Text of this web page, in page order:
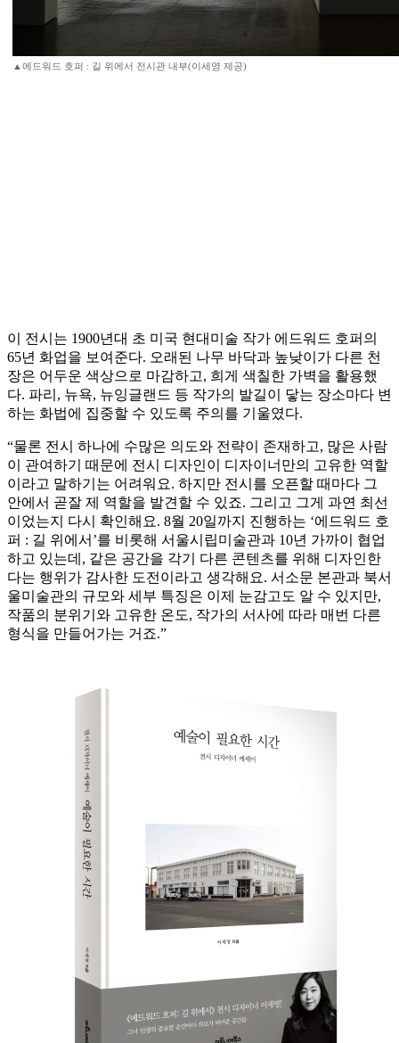
▲에드워드 호퍼 : 길 위에서 전시관 내부(이세영 제공)
이 전시는 1900년대 초 미국 현대미술 작가 에드워드 호퍼의
65년 화업을 보여준다. 오래된 나무 바닥과 높낮이가 다른 천
장은 어두운 색상으로 마감하고, 희게 색칠한 가벽을 활용했
다. 파리, 뉴욕, 뉴잉글랜드 등 작가의 발길이 닿는 장소마다 변
하는 화법에 집중할 수 있도록 주의를 기울였다.
“물론 전시 하나에 수많은 의도와 전략이 존재하고, 많은 사람
이 관여하기 때문에 전시 디자인이 디자이너만의 고유한 역할
이라고 말하기는 어려워요. 하지만 전시를 오픈할 때마다 그
안에서 곧잘 제 역할을 발견할 수 있죠. 그리고 그게 과연 최선
이었는지 다시 확인해요. 8월 20일까지 진행하는 ‘에드워드 호
퍼 : 길 위에서’를 비롯해 서울시립미술관과 10년 가까이 협업
하고 있는데, 같은 공간을 각기 다른 콘텐츠를 위해 디자인한
다는 행위가 감사한 도전이라고 생각해요. 서소문 본관과 북서
울미술관의 규모와 세부 특징은 이제 눈감고도 알 수 있지만,
작품의 분위기와 고유한 온도, 작가의 서사에 따라 매번 다른
형식을 만들어가는 거죠.”